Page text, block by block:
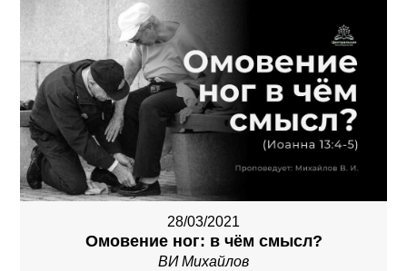
28/03/2021
Омовение ног: в чём смысл?
ВИ Михайлов